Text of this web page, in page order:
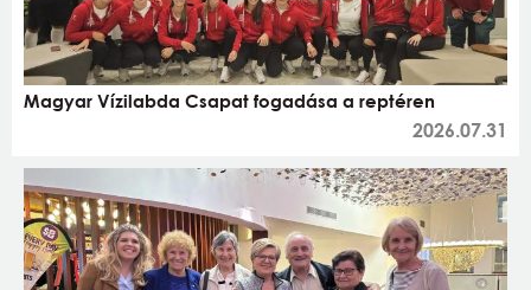
Magyar Vízilabda Csapat fogadása a reptéren
2026.07.31